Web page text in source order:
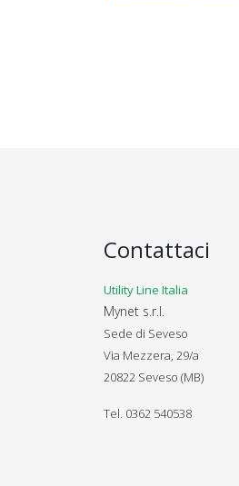
Contattaci
Utility Line Italia
Mynet s.r.l.
Sede di Seveso
Via Mezzera, 29/a
20822 Seveso (MB)
Tel. 0362 540538